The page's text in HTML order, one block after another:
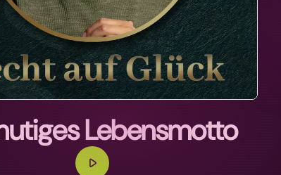
Lebensmotto
play_arrow